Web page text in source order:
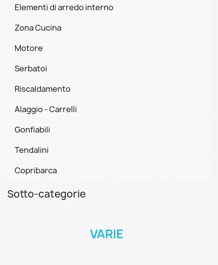
Elementi di arredo interno
Zona Cucina
Motore
Serbatoi
Riscaldamento
Alaggio - Carrelli
Gonfiabili
Tendalini
Copribarca
Sotto-categorie
VARIE